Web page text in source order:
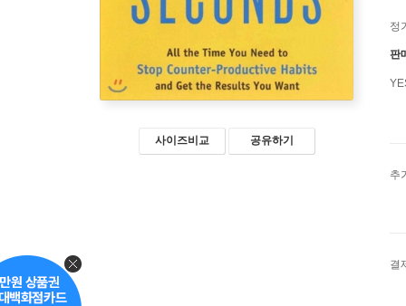
사이즈비교 공유하기
정
판
추
결